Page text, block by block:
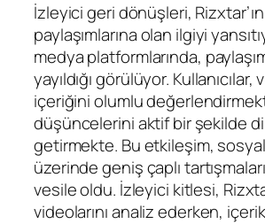
İzleyici geri dönüşleri,
paylaşımlarına olan ilgiyi
medya platformlarında,
yayıldığı görülüyor.
içeriğini olumlu
düşüncelerini aktif bir şekilde
getirmekte. Bu etkileşim,
üzerinde geniş çaplı
vesile oldu. İzleyici kitlesi,
videolarını analiz ederken,